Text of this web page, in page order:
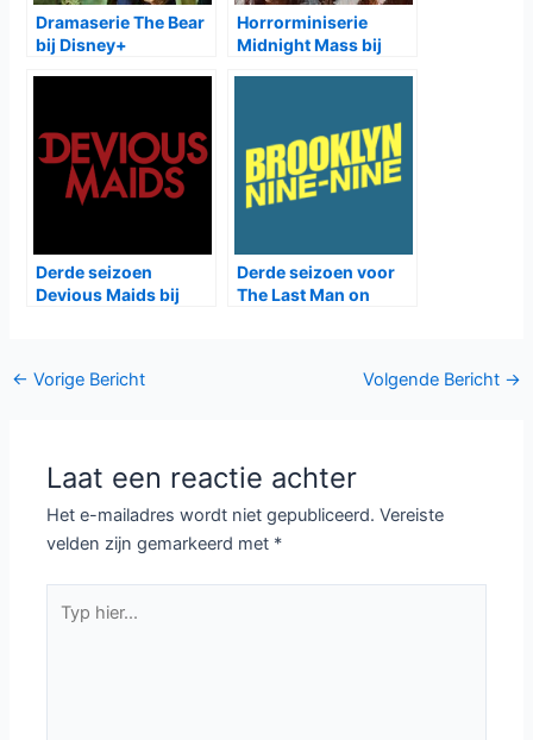
Dramaserie The Bear
bij Disney+
Horrorminiserie
Midnight Mass bij
Derde seizoen
Devious Maids bij
Derde seizoen voor
The Last Man on
Bericht
← Vorige Bericht Volgende Bericht →
Laat een reactie achter
Het e-mailadres wordt niet gepubliceerd. Vereiste
velden zijn gemarkeerd met *
hier...